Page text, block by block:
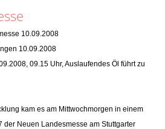
10.09.2008
10.09.2008
09.15 Uhr, Auslaufendes Öl führt zu
kam es am Mittwochmorgen in einem
der Neuen Landesmesse am Stuttgarter